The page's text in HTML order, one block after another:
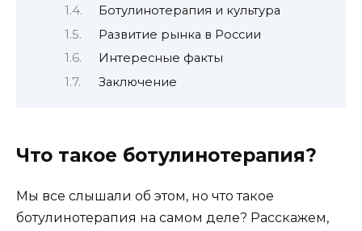
Ботулинотерапия и культура
Развитие рынка в России
Интересные факты
Заключение
Что такое ботулинотерапия?
Мы все слышали об этом, но что такое
ботулинотерапия на самом деле? Расскажем,